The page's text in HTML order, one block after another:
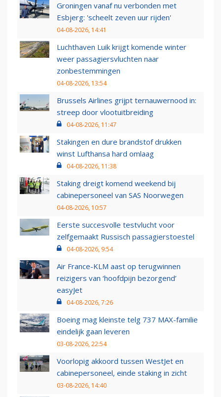
Groningen vanaf nu verbonden met
Esbjerg: 'scheelt zeven uur rijden'
04-08-2026, 14:41
Luchthaven Luik krijgt komende winter
weer passagiersvluchten naar
zonbestemmingen
04-08-2026, 13:54
Brussels Airlines grijpt ternauwernood in:
streep door vlootuitbreiding
04-08-2026, 11:47
Stakingen en dure brandstof drukken
winst Lufthansa hard omlaag
04-08-2026, 11:38
Staking dreigt komend weekend bij
cabinepersoneel van SAS Noorwegen
04-08-2026, 10:57
Eerste succesvolle testvlucht voor
zelfgemaakt Russisch passagierstoestel
04-08-2026, 9:54
Air France-KLM aast op terugwinnen
reizigers van ‘hoofdpijn bezorgend’
easyJet
04-08-2026, 7:26
Boeing mag kleinste telg 737 MAX-familie
eindelijk gaan leveren
03-08-2026, 22:54
Voorlopig akkoord tussen WestJet en
cabinepersoneel, einde staking in zicht
03-08-2026, 14:40